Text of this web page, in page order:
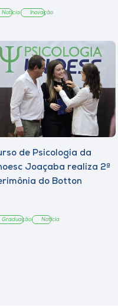
Notícia Inovação
de Psicologia da
Joaçaba realiza 2ª
do Botton
Graduação Notícia